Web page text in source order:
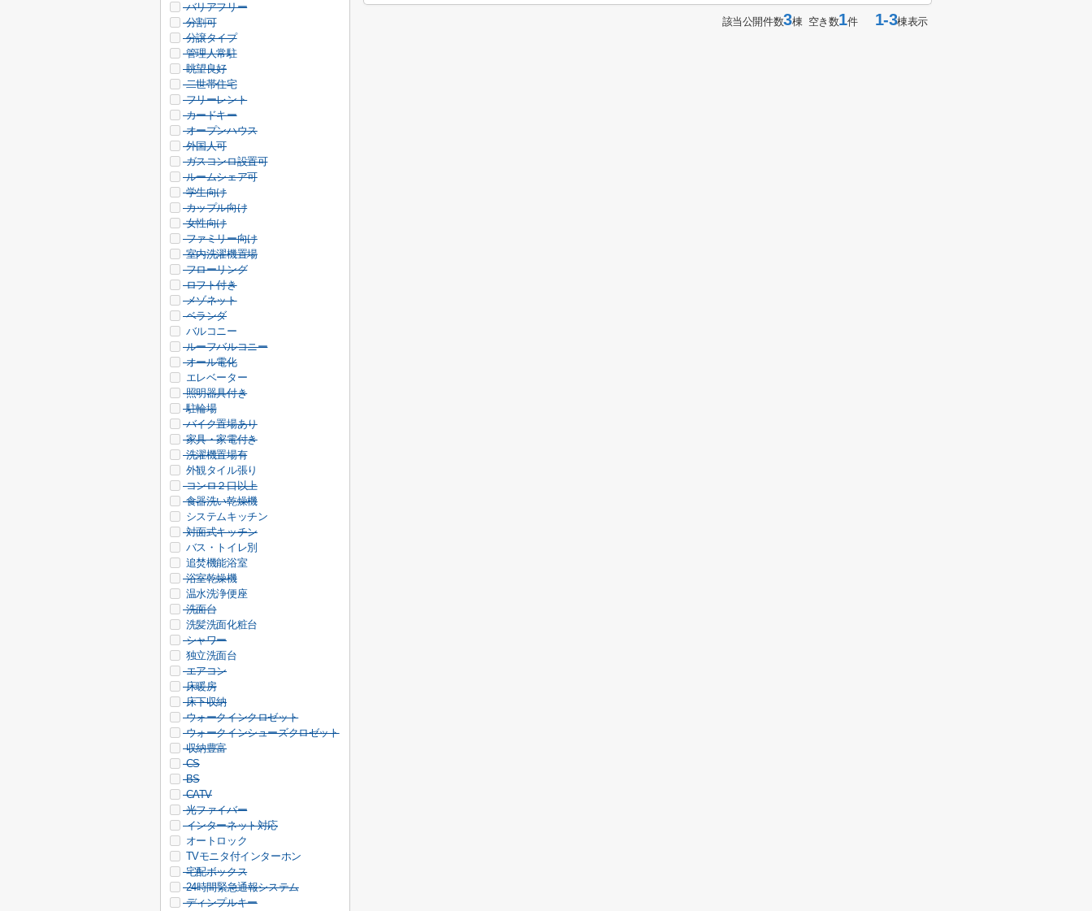
該当公開件数3棟 空き数1件1-3棟表示
バリアフリー
分割可
分譲タイプ
管理人常駐
眺望良好
二世帯住宅
フリーレント
カードキー
オープンハウス
外国人可
ガスコンロ設置可
ルームシェア可
学生向け
カップル向け
女性向け
ファミリー向け
室内洗濯機置場
フローリング
ロフト付き
メゾネット
ベランダ
バルコニー
ルーフバルコニー
オール電化
エレベーター
照明器具付き
駐輪場
バイク置場あり
家具・家電付き
洗濯機置場有
外観タイル張り
コンロ２口以上
食器洗い乾燥機
システムキッチン
対面式キッチン
バス・トイレ別
追焚機能浴室
浴室乾燥機
温水洗浄便座
洗面台
洗髪洗面化粧台
シャワー
独立洗面台
エアコン
床暖房
床下収納
ウォークインクロゼット
ウォークインシューズクロゼット
収納豊富
CS
BS
CATV
光ファイバー
インターネット対応
オートロック
TVモニタ付インターホン
宅配ボックス
24時間緊急通報システム
ディンプルキー